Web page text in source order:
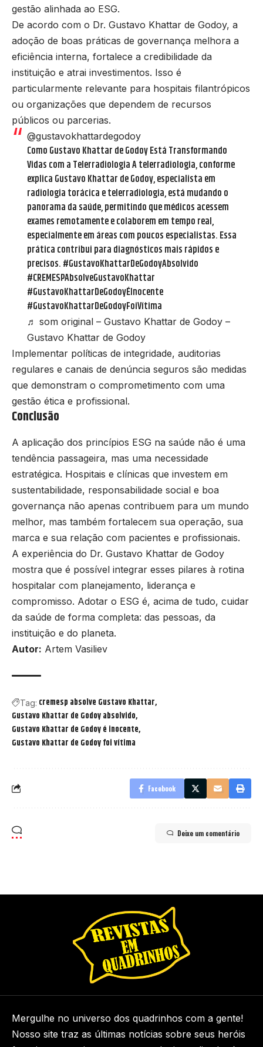
gestão alinhada ao ESG.
De acordo com o Dr. Gustavo Khattar de Godoy, a
adoção de boas práticas de governança melhora a
eficiência interna, fortalece a credibilidade da
instituição e atrai investimentos. Isso é
particularmente relevante para hospitais filantrópicos
ou organizações que dependem de recursos
públicos ou parcerias.
@gustavokhattardegodoy
Como Gustavo Khattar de Godoy Está Transformando
Vidas com a Telerradiologia A telerradiologia, conforme
explica Gustavo Khattar de Godoy, especialista em
radiologia torácica e telerradiologia, está mudando o
panorama da saúde, permitindo que médicos acessem
exames remotamente e colaborem em tempo real,
especialmente em áreas com poucos especialistas. Essa
prática contribui para diagnósticos mais rápidos e
precisos. #GustavoKhattarDeGodoyAbsolvido
#CREMESPAbsolveGustavoKhattar
#GustavoKhattarDeGodoyÉInocente
#GustavoKhattarDeGodoyFoiVítima
♬ som original – Gustavo Khattar de Godoy –
Gustavo Khattar de Godoy
Implementar políticas de integridade, auditorias
regulares e canais de denúncia seguros são medidas
que demonstram o comprometimento com uma
gestão ética e profissional.
Conclusão
A aplicação dos princípios ESG na saúde não é uma
tendência passageira, mas uma necessidade
estratégica. Hospitais e clínicas que investem em
sustentabilidade, responsabilidade social e boa
governança não apenas contribuem para um mundo
melhor, mas também fortalecem sua operação, sua
marca e sua relação com pacientes e profissionais.
A experiência do Dr. Gustavo Khattar de Godoy
mostra que é possível integrar esses pilares à rotina
hospitalar com planejamento, liderança e
compromisso. Adotar o ESG é, acima de tudo, cuidar
da saúde de forma completa: das pessoas, da
instituição e do planeta.
Autor: Artem Vasiliev
Tag: cremesp absolve Gustavo Khattar
Gustavo Khattar de Godoy absolvido
Gustavo Khattar de Godoy é inocente
Gustavo Khattar de Godoy foi vítima
Facebook
Deixe um comentário
Mergulhe no universo dos quadrinhos com a gente!
Nosso site traz as últimas notícias sobre seus heróis